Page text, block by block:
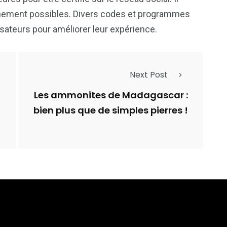
possibles. Divers codes et programmes
pour améliorer leur expérience.
Next Post
Les ammonites de Madagascar :
bien plus que de simples pierres !